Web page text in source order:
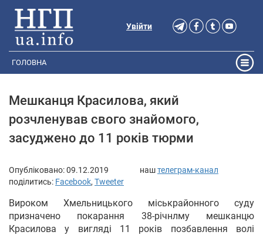
Увійти
ГОЛОВНА
Мешканця Красилова, який
розчленував свого знайомого,
засуджено до 11 років тюрми
Опубліковано:09.12.2019 наштелеграм-канал
поділитись: Facebook, Tweeter
Вироком Хмельницького міськрайонного суду
призначено покарання 38-річнлму мешканцю
Красилова у вигляді 11 років позбавлення волі